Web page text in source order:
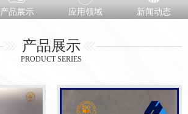
产品展示 应用领域 新闻动态
产品展示
PRODUCT SERIES